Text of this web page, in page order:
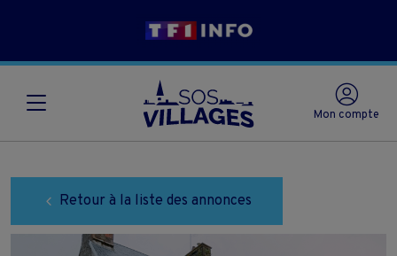
Mon compte
Retour à la liste des annonces